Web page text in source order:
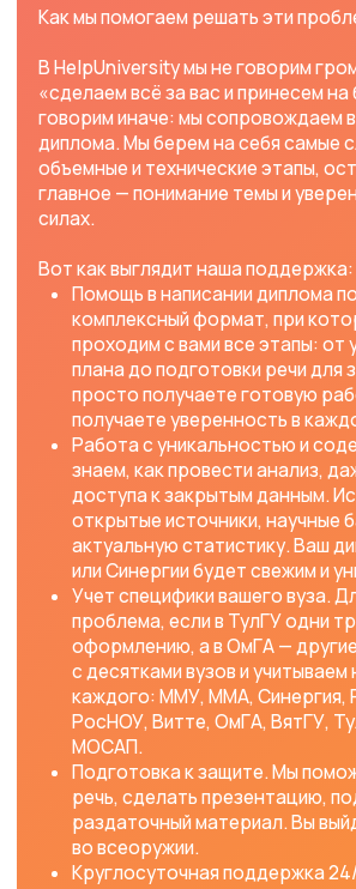
успокоить и подтвердить: «Всё идет по плану,
мы с тобой».
Почему студенты выбирают HelpUniversity уже
более 6 лет?
Мы не даем пустых обещаний. Мы просто делаем
свою работу качественно, с душой и полной
ответственностью за результат. С нами вы
перестанете беспокоиться и бояться сессии и
дипломов, потому что у вас будет надежный тыл.
Опыт. 6 лет на рынке — это тысячи дипломных
тонкости подготовки диплома в ММУ, ММА,
«Синергия», Росдистант, РосНОУ, Витте,
ОмГА, ВятГУ, ТулГУ, МФЮА, МОСАП.
Доступность 24/7. Мы не исчезаем в самый
ответственный момент. Вы всегда можете
написать, позвонить, спросить — и получить
быстрый ответ.
Честность и прозрачность. Мы не скрываемся
за фразами «закрываем сессию под ключ». Мы
предлагаем реальную, осязаемую помощь: мы
поможем в написании диплома, поможем с
практикой, поможем с тестами и отчетами. Мы
работаем на ваш результат.
Человеческое отношение. Мы понимаем ваш
страх и усталость. Мы не осуждаем, а
поддерживаем. Мы искренне радуемся вашим
успехам и победам.
С нами легко учиться. Это не просто красивый
слоган, а философия нашей работы. Мы берем на
себя сложности, чтобы вы наслаждались
студенческой жизнью и уверенно смотрели в
будущее. Диплом — это важно, но это не повод для
паники. Это повод обратиться к профессионалам.
Сделайте последний шаг к своему диплому вместе
Дипломная работа — это ваш звездный час. Не
позволяйте страху, усталости или нехватке
времени украсть этот момент. Доверьтесь
команде, которая уже 6 лет делает студенческую
жизнь тысяч людей спокойной и счастливой.
Если вы учитесь в ММУ, ММА, «Синергия»,